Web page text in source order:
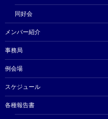
同好会
メンバー紹介
事務局
例会場
スケジュール
各種報告書